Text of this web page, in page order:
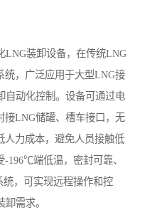
LNG装卸设备，在传统LNG
统，广泛应用于大型LNG接
自动化控制。设备可通过电
接LNG储罐、槽车接口，无
人力成本，避免人员接触低
196℃端低温，密封可靠、
统，可实现远程操作和控
需求。